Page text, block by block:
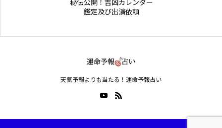
秘伝公開！吉凶カレンダー
鑑定及び出演依頼
天気予報よりも当たる！運命予報占い